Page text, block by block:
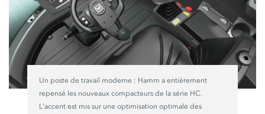
Un poste de travail moderne : Hamm a entièrement
repensé les nouveaux compacteurs de la série HC.
L'accent est mis sur une optimisation optimale des